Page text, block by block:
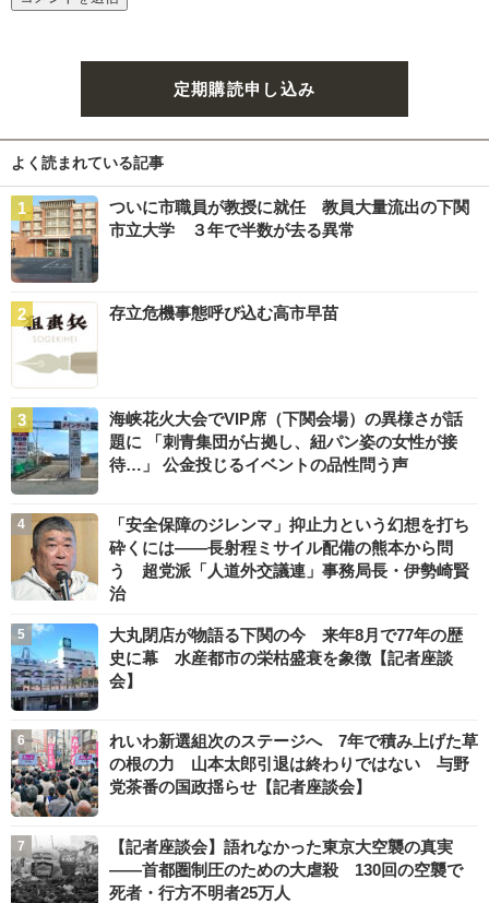
定期購読申し込み
よく読まれている記事
ついに市職員が教授に就任 教員大量流出の下関
市立大学 ３年で半数が去る異常
存立危機事態呼び込む高市早苗
海峡花火大会でVIP席（下関会場）の異様さが話
題に 「刺青集団が占拠し、紐パン姿の女性が接
待…」 公金投じるイベントの品性問う声
「安全保障のジレンマ」抑止力という幻想を打ち
砕くには――長射程ミサイル配備の熊本から問
う 超党派「人道外交議連」事務局長・伊勢崎賢
治
大丸閉店が物語る下関の今 来年8月で77年の歴
史に幕 水産都市の栄枯盛衰を象徴【記者座談
会】
れいわ新選組次のステージへ 7年で積み上げた草
の根の力 山本太郎引退は終わりではない 与野
党茶番の国政揺らせ【記者座談会】
【記者座談会】語れなかった東京大空襲の真実
――首都圏制圧のための大虐殺 130回の空襲で
死者・行方不明者25万人